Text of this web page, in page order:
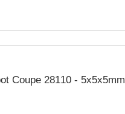
Coupe 28110 - 5x5x5mm